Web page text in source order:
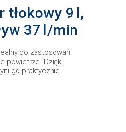
tłokowy 9 l,
37 l/min
do zastosowań
powietrze. Dzięki
go praktycznie